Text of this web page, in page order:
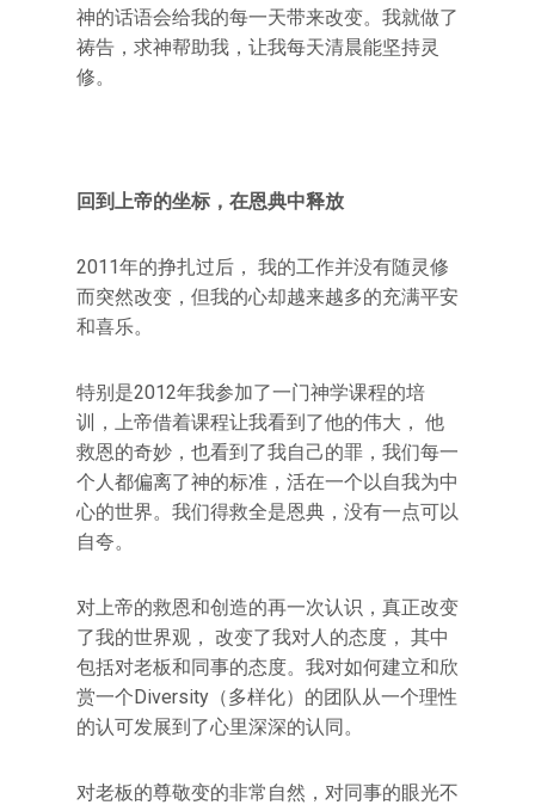
神的话语会给我的每一天带来改变。我就做了
祷告，求神帮助我，让我每天清晨能坚持灵
修。
回到上帝的坐标，在恩典中释放
2011年的挣扎过后， 我的工作并没有随灵修
而突然改变，但我的心却越来越多的充满平安
和喜乐。
特别是2012年我参加了一门神学课程的培
训，上帝借着课程让我看到了他的伟大， 他
救恩的奇妙，也看到了我自己的罪，我们每一
个人都偏离了神的标准，活在一个以自我为中
心的世界。我们得救全是恩典，没有一点可以
自夸。
对上帝的救恩和创造的再一次认识，真正改变
了我的世界观， 改变了我对人的态度， 其中
包括对老板和同事的态度。我对如何建立和欣
赏一个Diversity（多样化）的团队从一个理性
的认可发展到了心里深深的认同。
对老板的尊敬变的非常自然，对同事的眼光不